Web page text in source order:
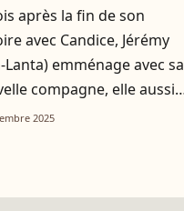
après la fin de son
avec Candice, Jérémy
Lanta) emménage avec sa
compagne, elle aussi
de Koh-Lanta
2025